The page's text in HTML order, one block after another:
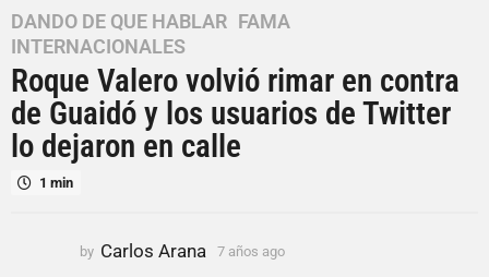
7
a
ñ
o
s
a
g
DANDO DE QUE HABLAR ,FAMA
INTERNACIONALES
Roque Valero volvió rimar en contra
de Guaidó y los usuarios de Twitter
lo dejaron en calle
1 min
by Carlos Arana 7 años ago